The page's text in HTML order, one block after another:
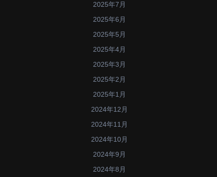
2025年7月
2025年6月
2025年5月
2025年4月
2025年3月
2025年2月
2025年1月
2024年12月
2024年11月
2024年10月
2024年9月
2024年8月